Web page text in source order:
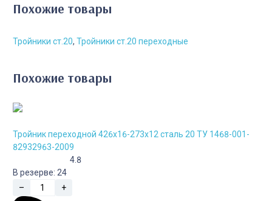
Похожие товары
Тройники ст.20, Тройники ст.20 переходные
Похожие товары
Тройник переходной 426х16-273х12 сталь 20 ТУ 1468-001-
82932963-2009
4.8
В резерве: 24
–
+